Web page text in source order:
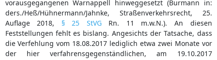
vorausgegangenen Warnappell hinweggesetzt (Burmann in:
ders./Heß/Hühnermann/Jahnke, Straßenverkehrsrecht, 25.
Auflage 2018, § 25 StVGRn. 11 m.w.N.). An diesen
Feststellungen fehlt es bislang. Angesichts der Tatsache, dass
die Verfehlung vom 18.08.2017 lediglich etwa zwei Monate vor
der hier verfahrensgegenständlichen, am 19.10.2017